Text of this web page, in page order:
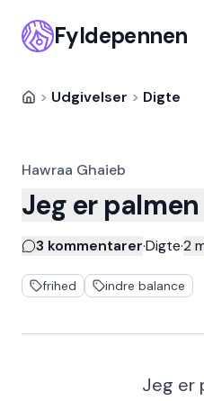
Fyldepennen
> Udgivelser > Digte
Hawraa Ghaieb
Jeg er palmen
3 kommentarer·Digte·2
frihed indre balance
Jeg er